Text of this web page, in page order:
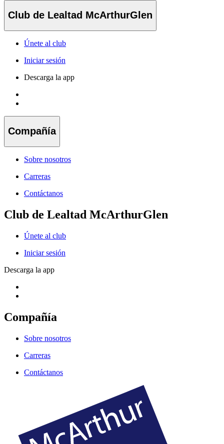
Club de Lealtad McArthurGlen
Únete al club
Iniciar sesión
Descarga la app
Compañía
Sobre nosotros
Carreras
Contáctanos
Club de Lealtad McArthurGlen
Únete al club
Iniciar sesión
Descarga la app
Compañía
Sobre nosotros
Carreras
Contáctanos